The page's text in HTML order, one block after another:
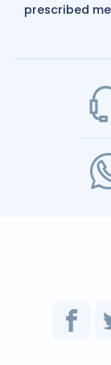
prescribed